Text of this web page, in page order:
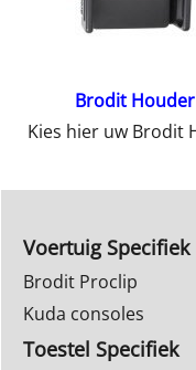
Brodit Houder
Voertuig Specifiek
Brodit Proclip
Kuda consoles
Toestel Specifiek